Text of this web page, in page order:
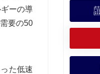
ーの導
要の50
た低速